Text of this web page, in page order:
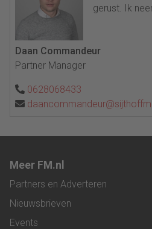
gerust. Ik
Daan Commandeur
Partner Manager
0628068433
Meer FM.nl
Partners en Adverteren
Nieuwsbrieven
Events